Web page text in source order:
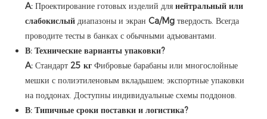
A: Проектирование готовых изделий для нейтральный или
слабокислый диапазоны и экран Ca/Mg твердость. Всегда
проводите тесты в банках с обычными адъювантами.
В: Технические варианты упаковки?
A: Стандарт 25 кг Фибровые барабаны или многослойные
мешки с полиэтиленовым вкладышем; экспортные упаковки
на поддонах. Доступны индивидуальные схемы поддонов.
В: Типичные сроки поставки и логистика?